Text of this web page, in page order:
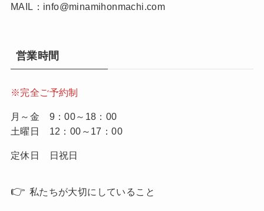
MAIL：info@minamihonmachi.com
営業時間
※完全ご予約制
月～金 9：00～18：00
土曜日 12：00～17：00
定休日 日祝日
👉 私たちが大切にしていること